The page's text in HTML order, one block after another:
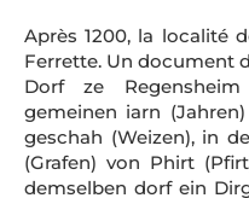
Après 1200, la localité
Ferrette. Un document
Dorf ze
gemeinen iarn
geschah (Weizen), in
(Grafen) von Phirt
demselben dorf ein